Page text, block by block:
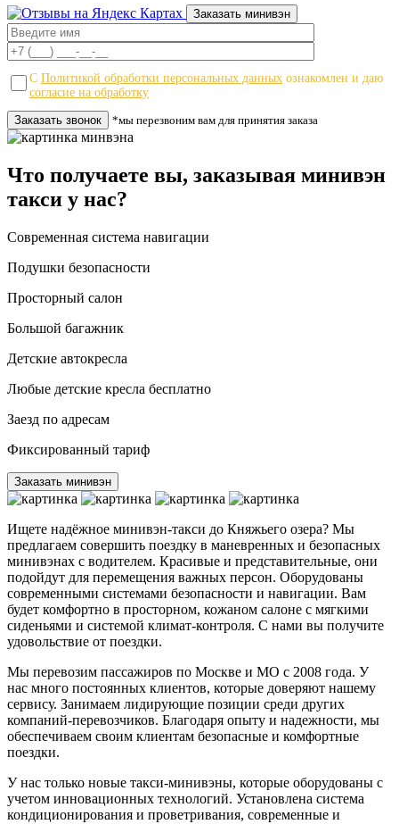
Заказать минивэн
С Политикой обработки персональных данных ознакомлен и даю
согласие на обработку
*мы перезвоним вам для принятия заказа
Что получаете вы, заказывая минивэн
такси у нас?
Современная система навигации
Подушки безопасности
Просторный салон
Большой багажник
Детские автокресла
Любые детские кресла бесплатно
Заезд по адресам
Фиксированный тариф
Заказать минивэн
Ищете надёжное минивэн-такси до Княжьего озера? Мы
предлагаем совершить поездку в маневренных и безопасных
минивэнах с водителем. Красивые и представительные, они
подойдут для перемещения важных персон. Оборудованы
современными системами безопасности и навигации. Вам
будет комфортно в просторном, кожаном салоне с мягкими
сиденьями и системой климат-контроля. С нами вы получите
удовольствие от поездки.
Мы перевозим пассажиров по Москве и МО с 2008 года. У
нас много постоянных клиентов, которые доверяют нашему
сервису. Занимаем лидирующие позиции среди других
компаний-перевозчиков. Благодаря опыту и надежности, мы
обеспечиваем своим клиентам безопасные и комфортные
поездки.
У нас только новые такси-минивэны, которые оборудованы с
учетом инновационных технологий. Установлена система
кондиционирования и проветривания, современные и